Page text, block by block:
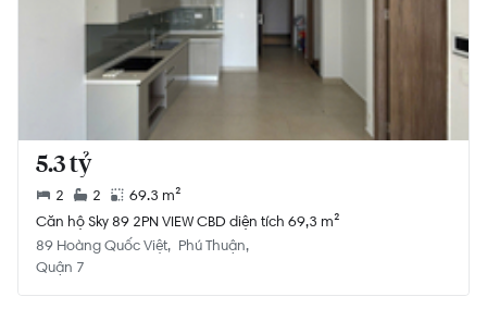
5.3 tỷ
2 2
69.3 m²
Căn hộ Sky 89 2PN VIEW CBD diện tích 69,3 m²
89 Hoàng Quốc Việt
Phú Thuận
Quận 7